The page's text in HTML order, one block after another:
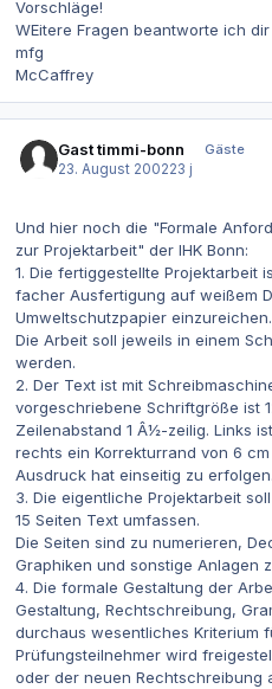
Vorschläge!
WEitere Fragen beantworte ich
mfg
McCaffrey
Gast timmi-bonn
Gäste
23. August 200223 j
Und hier noch die "Formale
zur Projektarbeit" der IHK Bonn:
1. Die fertiggestellte Projektarbeit
facher Ausfertigung auf weißem
Umweltschutzpapier einzureichen.
Die Arbeit soll jeweils in einem
werden.
2. Der Text ist mit
vorgeschriebene Schriftgröße ist
Zeilenabstand 1 Â½-zeilig. Links
rechts ein Korrekturrand von 6
Ausdruck hat einseitig zu erfolgen.
3. Die eigentliche Projektarbeit
15 Seiten Text umfassen.
Die Seiten sind zu numerieren,
Graphiken und sonstige Anlagen
4. Die formale Gestaltung der
Gestaltung, Rechtschreibung,
durchaus wesentliches Kriterium
Prüfungsteilnehmer wird
oder der neuen Rechtschreibung